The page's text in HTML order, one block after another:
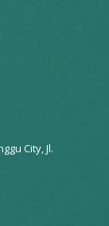
City, Jl.